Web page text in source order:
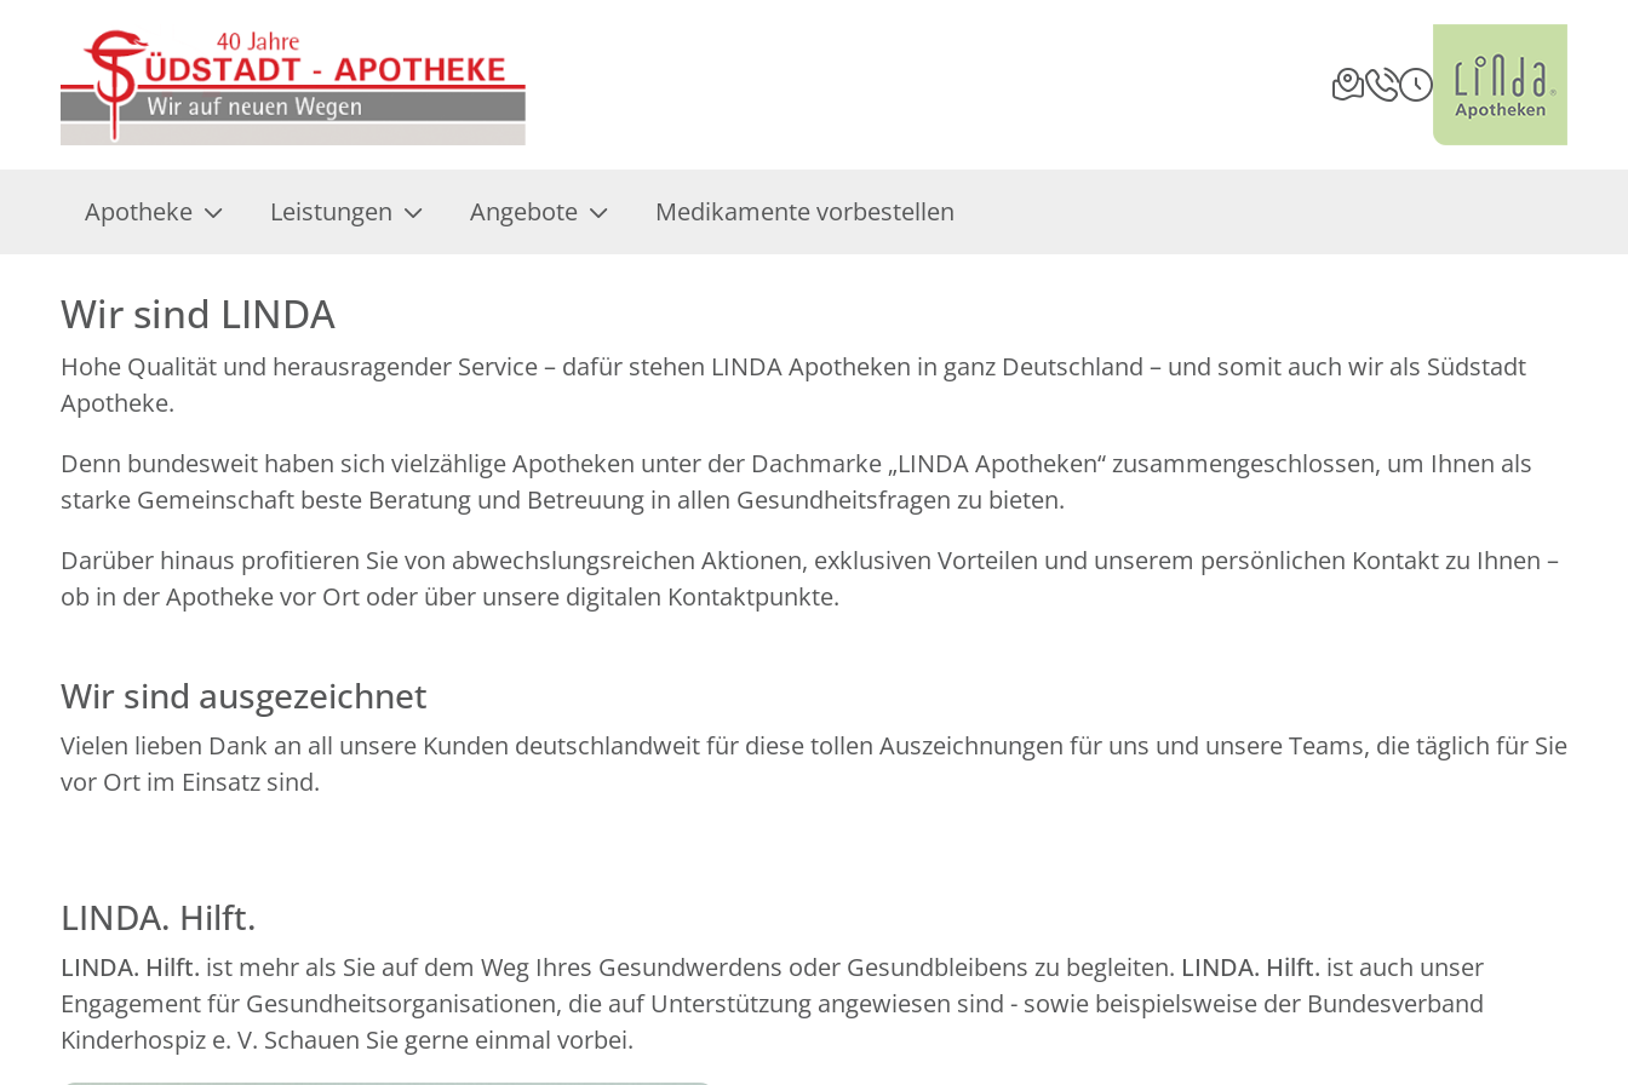
Apotheke Leistungen Angebote Medikamente vorbestellen
Wir sind LINDA
Hohe Qualität und herausragender Service – dafür stehen LINDA Apotheken in ganz Deutschland – und somit auch wir als Südstadt
Apotheke.
Denn bundesweit haben sich vielzählige Apotheken unter der Dachmarke „LINDA Apotheken“ zusammengeschlossen, um Ihnen als
starke Gemeinschaft beste Beratung und Betreuung in allen Gesundheitsfragen zu bieten.
Darüber hinaus profitieren Sie von abwechslungsreichen Aktionen, exklusiven Vorteilen und unserem persönlichen Kontakt zu Ihnen –
ob in der Apotheke vor Ort oder über unsere digitalen Kontaktpunkte.
Wir sind ausgezeichnet
Vielen lieben Dank an all unsere Kunden deutschlandweit für diese tollen Auszeichnungen für uns und unsere Teams, die täglich für Sie
vor Ort im Einsatz sind.
LINDA. Hilft.
LINDA. Hilft. ist mehr als Sie auf dem Weg Ihres Gesundwerdens oder Gesundbleibens zu begleiten. LINDA. Hilft. ist auch unser
Engagement für Gesundheitsorganisationen, die auf Unterstützung angewiesen sind - sowie beispielsweise der Bundesverband
Kinderhospiz e. V. Schauen Sie gerne einmal vorbei.